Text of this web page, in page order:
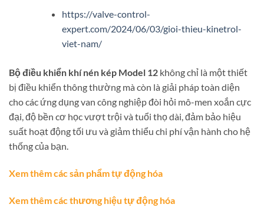
https://valve-control-
expert.com/2024/06/03/gioi-thieu-kinetrol-
viet-nam/
Bộ điều khiển khí nén kép Model 12 không chỉ là một thiết
bị điều khiển thông thường mà còn là giải pháp toàn diện
cho các ứng dụng van công nghiệp đòi hỏi mô-men xoắn cực
đại, độ bền cơ học vượt trội và tuổi thọ dài, đảm bảo hiệu
suất hoạt động tối ưu và giảm thiểu chi phí vận hành cho hệ
thống của bạn.
Xem thêm các sản phẩm tự động hóa
Xem thêm các thương hiệu tự động hóa